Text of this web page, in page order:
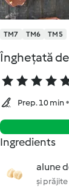
TM7 TM6 TM5
Înghețată
Prep. 10 min
Ingredients
alune
și prăjite